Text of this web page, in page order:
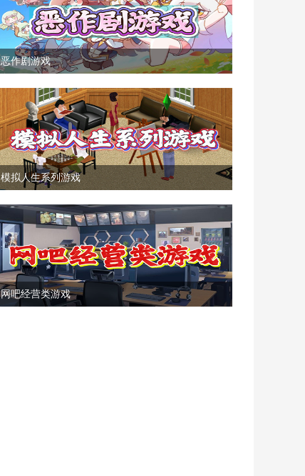
恶作剧游戏
模拟人生系列游戏
网吧经营类游戏